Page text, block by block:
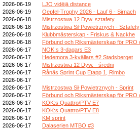
2026-06-19
LJO vidējā distance
2026-06-19
Oepfel-Trophy 2026 - Lauf 6 - Sirnach
2026-06-18
Mistrzostwa 12 Dyw. sztafety
2026-06-18
Mistrzostwa Sił Powietrznych - Sztafety
2026-06-18
Klubbmästerskap - Friskus & Nackhe
2026-06-18
Förbund och Riksmästerskap för PRO
2026-06-17
NOK:s 3-dagars E3
2026-06-17
Hedemora 3-kvällars #2 Stadsberget
2026-06-17
Mistrzostwa 12 Dyw. - średni
2026-06-17
Rånäs Sprint Cup Etapp 1, Rimbo
2026-06-17
2026-06-17
Mistrzostwa Sił Powietrznych - Sprint
2026-06-17
Förbund och Riksmästerskap för PRO
2026-06-17
KOK:s Quattro/PTV E7
2026-06-17
KOK:s Quattro/PTV E8
2026-06-17
KM sprint
2026-06-17
Dalaserien MTBO #3